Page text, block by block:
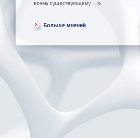
всему существующему...»
Больше мнений